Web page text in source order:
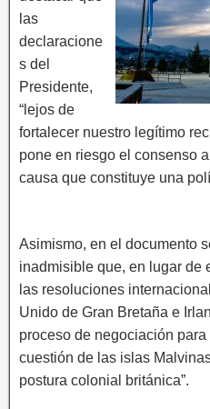
las
declaracione
s del
Presidente,
“lejos de
fortalecer nuestro legítimo
pone en riesgo el consenso
causa que constituye una
Asimismo, en el documento
inadmisible que, en lugar de
las resoluciones
Unido de Gran Bretaña e
proceso de negociación
cuestión de las islas
postura colonial británica”.